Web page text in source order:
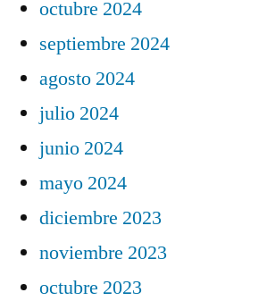
octubre 2024
septiembre 2024
agosto 2024
julio 2024
junio 2024
mayo 2024
diciembre 2023
noviembre 2023
octubre 2023